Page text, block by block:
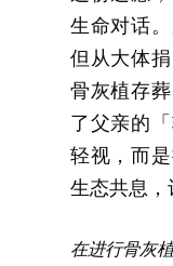
生命对话
但从大体
骨灰植存
了父亲的
轻视，而
生态共息，
在进行骨灰